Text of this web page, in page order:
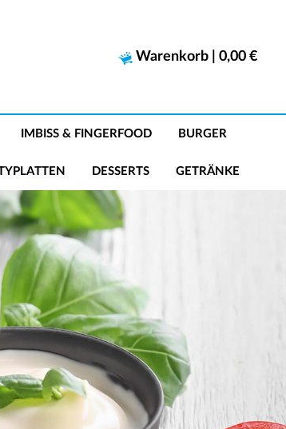
Warenkorb 0,00 €
IMBISS & FINGERFOOD BURGER
DESSERTS GETRÄNKE